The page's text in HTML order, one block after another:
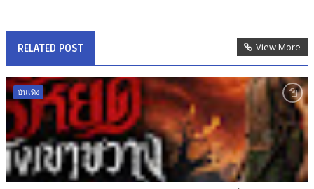
RELATED POST View More
บันเทิง